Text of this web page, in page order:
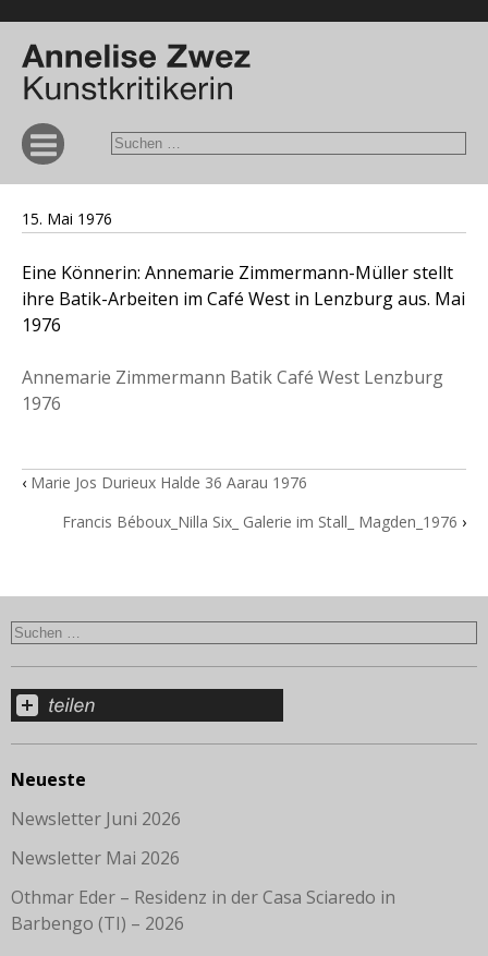
15. Mai 1976
Eine Könnerin: Annemarie Zimmermann-Müller stellt
ihre Batik-Arbeiten im Café West in Lenzburg aus. Mai
1976
Annemarie Zimmermann Batik Café West Lenzburg
1976
‹ Marie Jos Durieux Halde 36 Aarau 1976
Francis Béboux_Nilla Six_ Galerie im Stall_ Magden_1976 ›
Neueste
Newsletter Juni 2026
Newsletter Mai 2026
Othmar Eder – Residenz in der Casa Sciaredo in
Barbengo (TI) – 2026